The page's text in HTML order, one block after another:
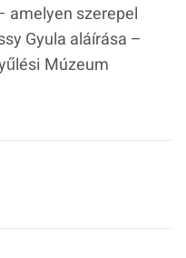
amelyen szerepel
Gyula aláírása –
Múzeum